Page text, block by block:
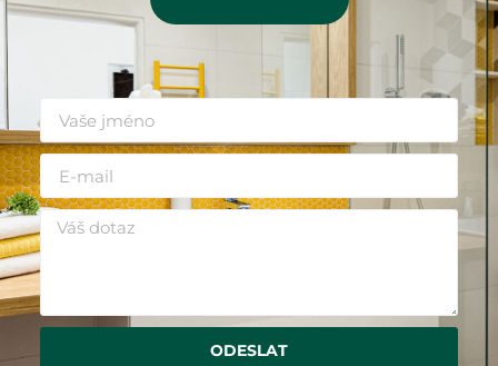
ODESLAT